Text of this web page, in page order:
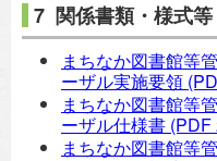
7 関係書類・様式等
まちなか図書館等
ーザル実施要領
まちなか図書館等
ーザル仕様書 (PDF
まちなか図書館等